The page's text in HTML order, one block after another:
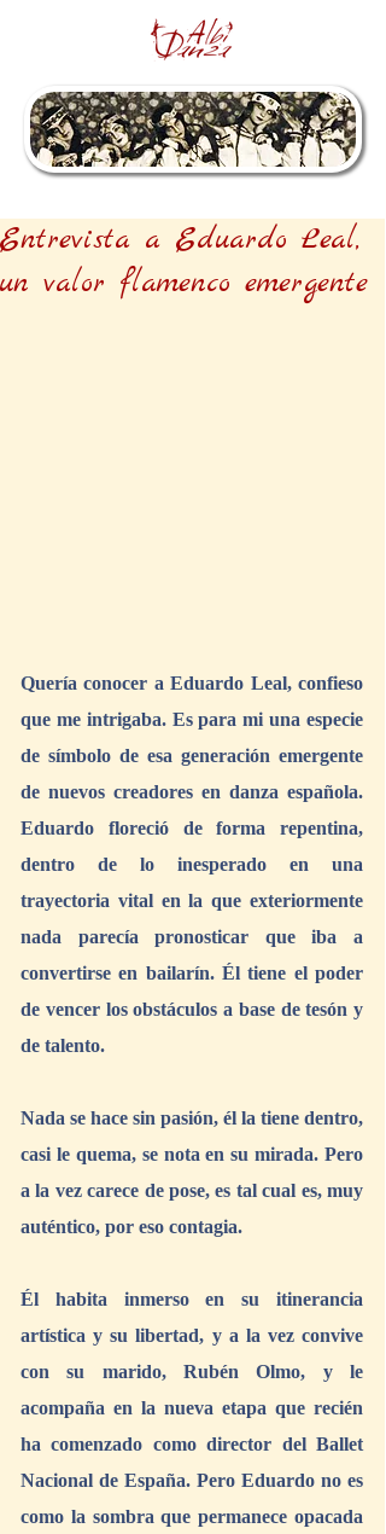
Entrevista a Eduardo Leal,
un valor flamenco emergente
Quería conocer a Eduardo Leal, confieso
que me intrigaba. Es para mi una especie
de símbolo de esa generación emergente
de nuevos creadores en danza española.
Eduardo floreció de forma repentina,
dentro de lo inesperado en una
trayectoria vital en la que exteriormente
nada parecía pronosticar que iba a
convertirse en bailarín. Él tiene el poder
de vencer los obstáculos a base de tesón y
de talento.
Nada se hace sin pasión, él la tiene dentro,
casi le quema, se nota en su mirada. Pero
a la vez carece de pose, es tal cual es, muy
auténtico, por eso contagia.
Él habita inmerso en su itinerancia
artística y su libertad, y a la vez convive
con su marido, Rubén Olmo, y le
acompaña en la nueva etapa que recién
ha comenzado como director del Ballet
Nacional de España. Pero Eduardo no es
como la sombra que permanece opacada